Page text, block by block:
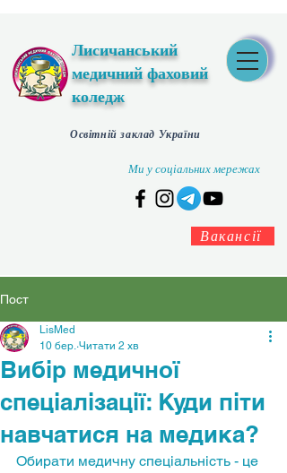
Лисичанський
медичний фаховий
коледж
Освітній заклад України
Ми у соціальних мережах
Вакансії
Пост
Вибір медичної
спеціалізації: Куди піти
навчатися на медика?
LisMed
10 бер. Читати 2 хв
Обирати медичну спеціальність - це